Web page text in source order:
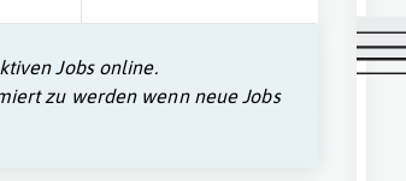
Jobs online.
zu werden wenn neue Jobs